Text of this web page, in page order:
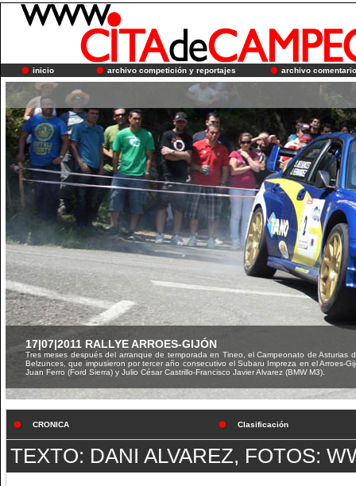
inicio archivo competición y reportajes archivo
17|07|2011 RALLYE ARROES-GIJÓN
Tres meses después del arranque de temporada en Tineo, el Campeonato de
Belzunces, que impusieron por tercer año consecutivo el Subaru Impreza en el
Juan Ferro (Ford Sierra) y Julio César Castrillo-Francisco Javier Alvarez (BMW M3).
CRONICA Clasificación
TEXTO: DANI ALVAREZ, FOTOS: